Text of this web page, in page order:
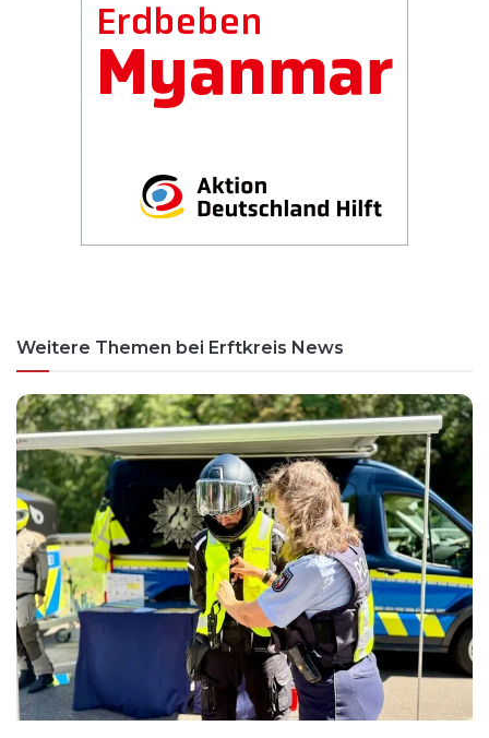
Weitere Themen bei Erftkreis News